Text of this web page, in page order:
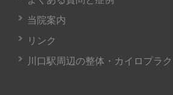
当院案内
リンク
川口駅周辺の整体・カイロプラ